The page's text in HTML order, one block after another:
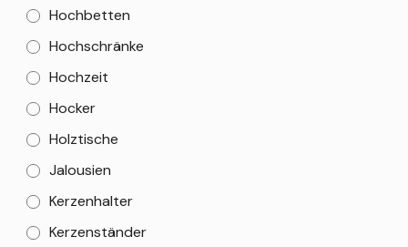
Hochbetten
Hochschränke
Hochzeit
Hocker
Holztische
Jalousien
Kerzenhalter
Kerzenständer